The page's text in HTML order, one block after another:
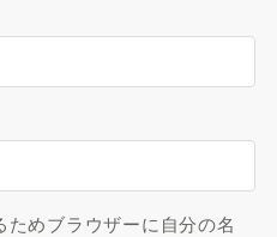
めブラウザーに自分の名